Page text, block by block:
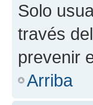
Solo
través
prevenir
Arriba